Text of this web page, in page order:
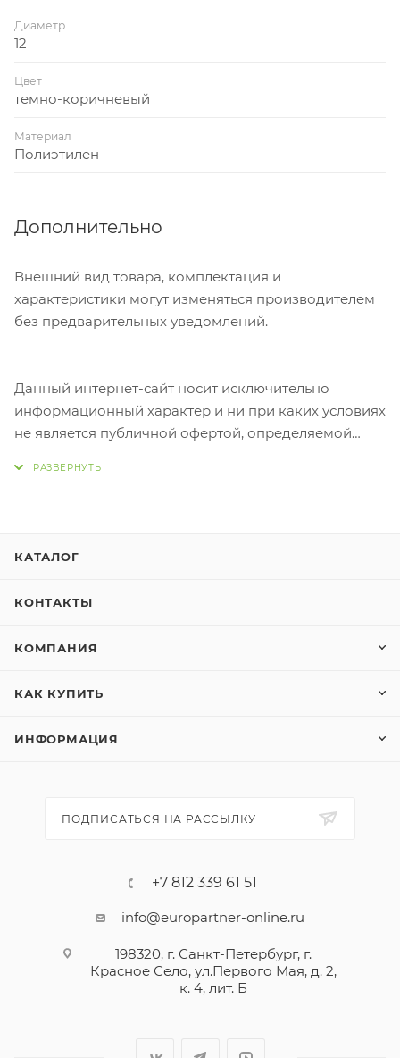
Диаметр
12
Цвет
темно-коричневый
Материал
Полиэтилен
Дополнительно
Внешний вид товара, комплектация и
характеристики могут изменяться производителем
без предварительных уведомлений.
Данный интернет-сайт носит исключительно
информационный характер и ни при каких условиях
не является публичной офертой, определяемой
КАТАЛОГ
КОНТАКТЫ
КОМПАНИЯ
КАК КУПИТЬ
ИНФОРМАЦИЯ
ПОДПИСАТЬСЯ НА РАССЫЛКУ
+7 812 339 61 51
info@europartner-online.ru
198320, г. Санкт-Петербург, г.
Красное Село, ул.Первого Мая, д. 2,
к. 4, лит. Б